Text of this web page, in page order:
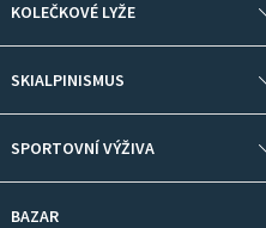
KOLEČKOVÉ LYŽE
SKIALPINISMUS
SPORTOVNÍ VÝŽIVA
BAZAR